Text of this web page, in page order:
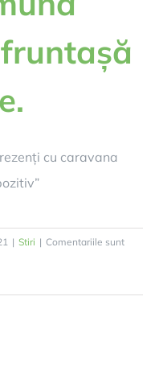
cu caravana
| Stiri | Comentariile sunt